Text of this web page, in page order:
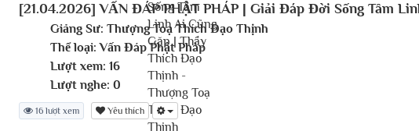
[21.04.2026] VẤN ĐÁP PHẬT PHÁP | Giải Đáp Đời Sống Tâm
Giảng Sư: Thượng Toạ Thích Đạo Thịnh
Thể loại: Vấn Đáp Phật Pháp
Lượt xem: 16
Lượt nghe: 0
16 lượt xem Yêu thích